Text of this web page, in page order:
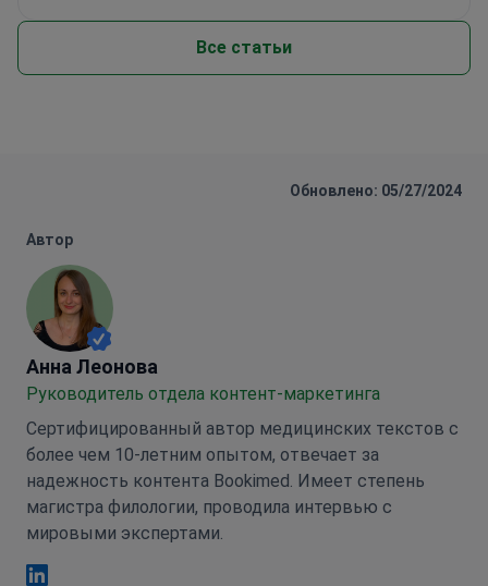
Все статьи
Обновлено: 05/27/2024
Автор
Анна Леонова
Анна Леонова
Руководитель отдела контент-маркетинга
Сертифицированный автор медицинских текстов с
более чем 10-летним опытом, отвечает за
надежность контента Bookimed. Имеет степень
магистра филологии, проводила интервью с
мировыми экспертами.